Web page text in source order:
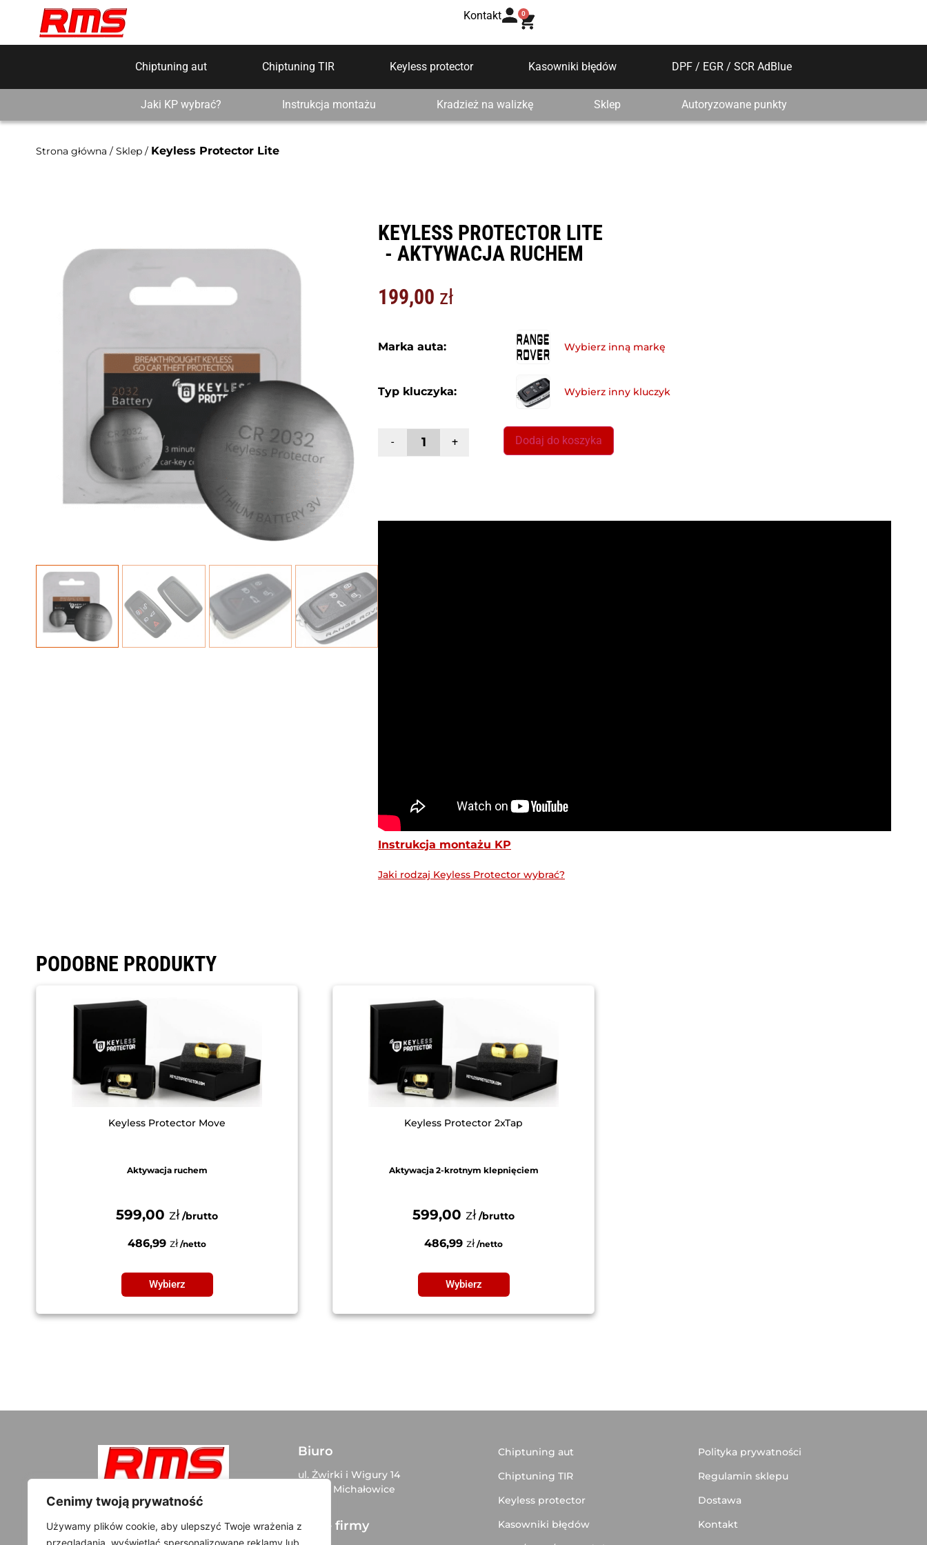
Cenimy twoją prywatność
Używamy plików cookie, aby ulepszyć Twoje wrażenia z
przeglądania, wyświetlać spersonalizowane reklamy lub
Kontakt 0
Chiptuning aut Chiptuning TIR Keyless protector Kasowniki błędów DPF / EGR / SCR AdBlue
Jaki KP wybrać? Instrukcja montażu Kradzież na walizkę Sklep Autoryzowane punkty
Strona główna / Sklep / Keyless Protector Lite
KEYLESS PROTECTOR LITE
- AKTYWACJA RUCHEM
199,00 zł
Marka auta:
Typ kluczyka:
- + Dodaj do koszyka
Instrukcja montażu KP
Jaki rodzaj Keyless Protector wybrać?
PODOBNE PRODUKTY
Keyless Protector Move
Aktywacja ruchem
599,00 zł
486,99 zł
Wybierz
Keyless Protector 2xTap
Aktywacja 2-krotnym klepnięciem
599,00 zł
486,99 zł
Wybierz
Szybki kontakt:
+48 500 300 108
info@rms-tuning.pl
Biuro
ul. Żwirki i Wigury 14
05–816 Michałowice
Dane firmy
Chiptuning aut
Chiptuning TIR
Keyless protector
Kasowniki błędów
Polityka prywatności
Regulamin sklepu
Dostawa
Kontakt